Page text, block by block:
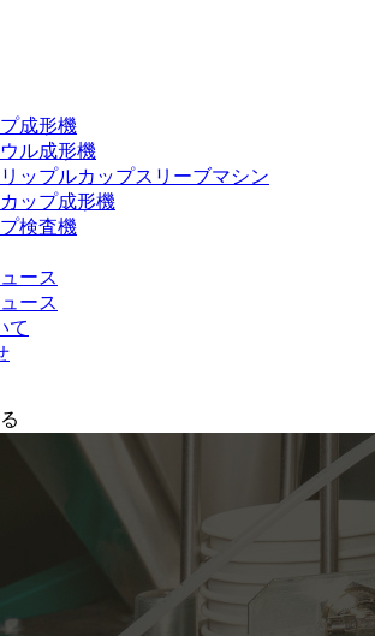
成形機
ル成形機
ップルカップスリーブマシン
ップ成形機
検査機
ース
ース
て